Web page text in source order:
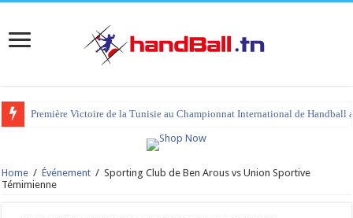
Première Victoire de la Tunisie au Championnat International de Handball
Home / Événement / Sporting Club de Ben Arous vs Union Sportive
Témimienne